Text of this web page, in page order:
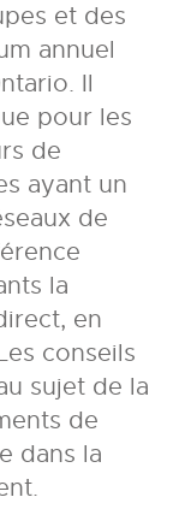
et des
annuel
Il
pour les
de
ayant un
de
la
en
conseils
sujet de la
de
dans la